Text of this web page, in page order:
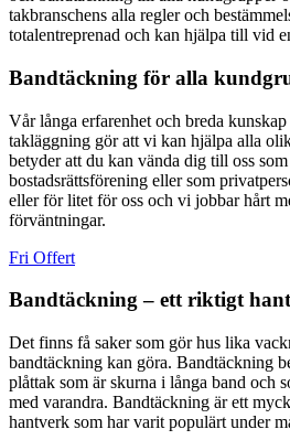
takbranschens alla regler och
totalentreprenad och kan hjälpa till vid
Bandtäckning för alla
Vår långa erfarenhet och breda
takläggning gör att vi kan hjälpa alla
betyder att du kan vända dig till oss
bostadsrättsförening eller som
eller för litet för oss och vi jobbar hårt
förväntningar.
Fri Offert
Bandtäckning – ett riktigt
Det finns få saker som gör hus lika
bandtäckning kan göra. Bandtäckning
plåttak som är skurna i långa band och
med varandra. Bandtäckning är ett
hantverk som har varit populärt under